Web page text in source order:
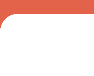
to
content